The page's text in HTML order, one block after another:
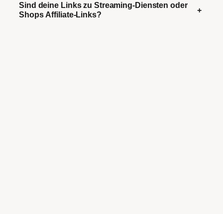
Sind deine Links zu Streaming-Diensten oder
Shops Affiliate-Links?
+